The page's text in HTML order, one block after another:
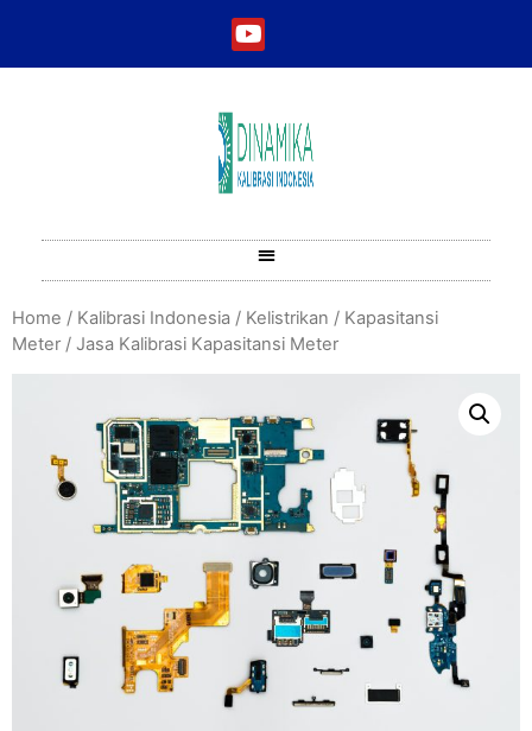
Home / Kalibrasi Indonesia / Kelistrikan / Kapasitansi
Meter / Jasa Kalibrasi Kapasitansi Meter